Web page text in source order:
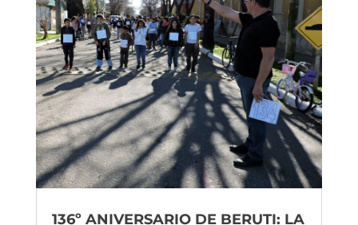
136º ANIVERSARIO DE BERUTI: LA